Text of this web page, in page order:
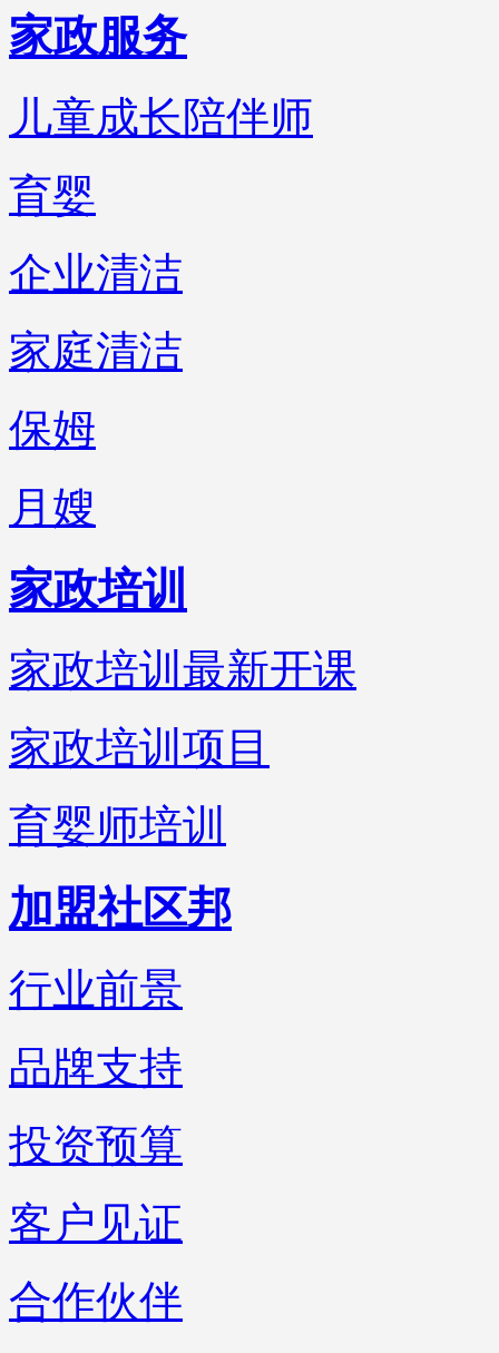
家政服务
儿童成长陪伴师
育婴
企业清洁
家庭清洁
保姆
月嫂
家政培训
家政培训最新开课
家政培训项目
育婴师培训
加盟社区邦
行业前景
品牌支持
投资预算
客户见证
合作伙伴